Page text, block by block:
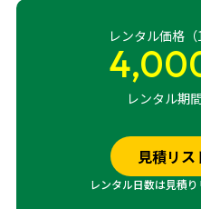
レンタル価格（
レンタル期
見積リス
レンタル日数は見積り